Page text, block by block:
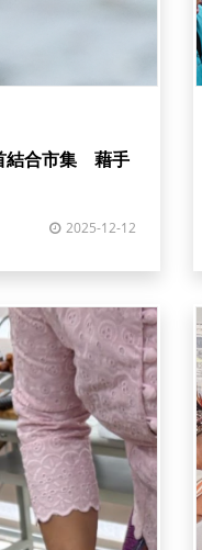
結合市集 藉手
2025-12-12